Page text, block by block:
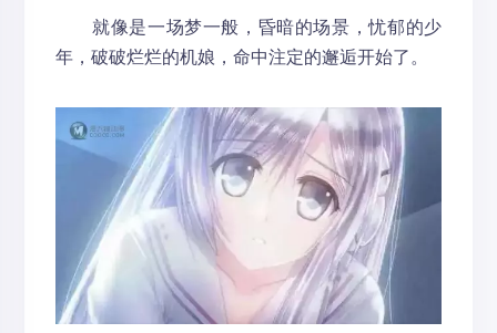
就像是一场梦一般，昏暗的场景，忧郁的少
年，破破烂烂的机娘，命中注定的邂逅开始了。